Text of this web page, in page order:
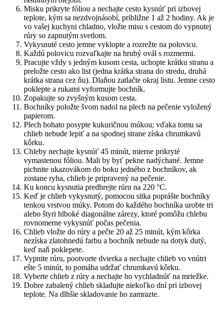
Misku prikryte fóliou a nechajte cesto kysnúť pri izbovej
teplote, kým sa nezdvojnásobí, približne 1 až 2 hodiny. Ak je
vo vašej kuchyni chladno, vložte misu s cestom do vypnutej
rúry so zapnutým svetlom.
Vykysnuté cesto jemne vyklopte a rozrežte na polovicu.
Každú polovicu rozvaľkajte na hrubý ovál s rozmermi.
Pracujte vždy s jedným kusom cesta, uchopte krátku stranu a
preložte cesto ako list (jedna krátka strana do stredu, druhá
krátka strana cez ňu). Dlaňou zatlačte okraj listu. Jemne cesto
poklepte a rukami vyformujte bochník.
Zopakujte so zvyšným kusom cesta.
Bochníky položte švom nadol na plech na pečenie vyložený
papierom.
Plech bohato posypte kukuričnou múkou; vďaka tomu sa
chlieb nebude lepiť a na spodnej strane získa chrumkavú
kôrku.
Chleby nechajte kysnúť 45 minút, mierne prikryté
vymastenou fóliou. Mali by byť pekne nadýchané. Jemne
pichnite ukazovákom do boku jedného z bochníkov, ak
zostane ryha, chlieb je pripravený na pečenie.
Ku koncu kysnutia predhrejte rúru na 220 °C.
Keď je chlieb vykysnutý, pomocou sitka poprášte bochníky
tenkou vrstvou múky. Potom do každého bochníka urobte tri
alebo štyri hlboké diagonálne zárezy, ktoré pomôžu chlebu
rovnomerne vykysnúť počas pečenia.
Chlieb vložte do rúry a pečte 20 až 25 minút, kým kôrka
nezíska zlatohnedú farbu a bochník nebude na dotyk dutý,
keď naň poklepete.
Vypnite rúru, pootvorte dvierka a nechajte chlieb vo vnútri
ešte 5 minút, to pomáha udržať chrumkavú kôrku.
Vyberte chlieb z rúry a nechajte ho vychladnúť na mriežke.
Dobre zabalený chlieb skladujte niekoľko dní pri izbovej
teplote. Na dlhšie skladovanie ho zamrazte.